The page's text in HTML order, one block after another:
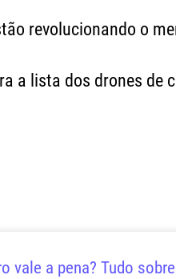
revolucionando o
a lista dos drones de
vale a pena? Tudo